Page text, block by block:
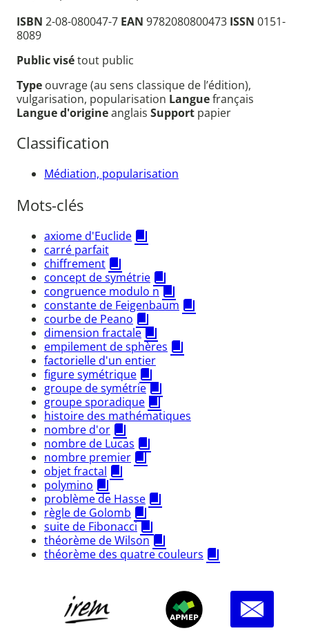
ISBN 2-08-080047-7 EAN 9782080800473 ISSN 0151-
8089
Public visétout public
Type ouvrage (au sens classique de l’édition),
vulgarisation, popularisation Languefrançais
Langue d'origineanglais Support papier
Classification
Médiation, popularisation
Mots-clés
axiome d'Euclide
carré parfait
chiffrement
concept de symétrie
congruence modulo n
constante de Feigenbaum
courbe de Peano
dimension fractale
empilement de sphères
factorielle d'un entier
figure symétrique
groupe de symétrie
groupe sporadique
histoire des mathématiques
nombre d'or
nombre de Lucas
nombre premier
objet fractal
polymino
problème de Hasse
règle de Golomb
suite de Fibonacci
théorème de Wilson
théorème des quatre couleurs